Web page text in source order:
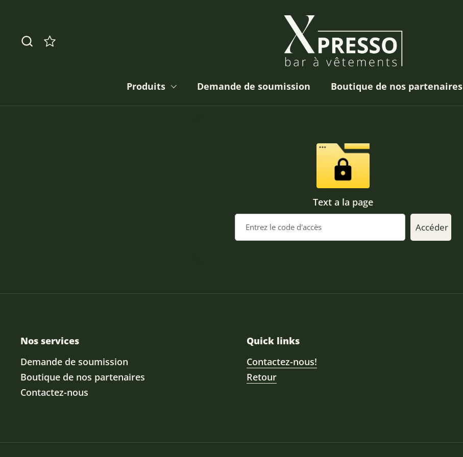
Produits Demande de soumission Boutique de nos partenaires
Text a la page
Accéder
Nos services
Demande de soumission
Boutique de nos partenaires
Contactez-nous
Quick links
Contactez-nous!
Retour